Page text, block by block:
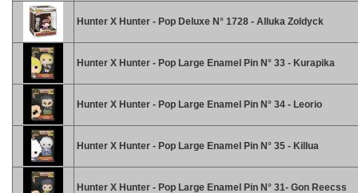
Hunter X Hunter - Pop Deluxe N° 1728 - Alluka Zoldyck
Hunter X Hunter - Pop Large Enamel Pin N° 33 - Kurapika
Hunter X Hunter - Pop Large Enamel Pin N° 34 - Leorio
Hunter X Hunter - Pop Large Enamel Pin N° 35 - Killua
Hunter X Hunter - Pop Large Enamel Pin N° 31- Gon Reecss